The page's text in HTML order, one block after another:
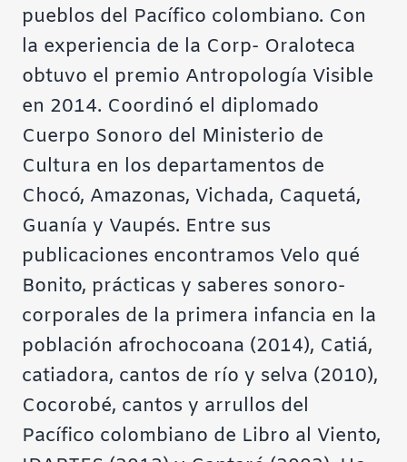
pueblos del Pacífico colombiano. Con
la experiencia de la Corp- Oraloteca
obtuvo el premio Antropología Visible
en 2014. Coordinó el diplomado
Cuerpo Sonoro del Ministerio de
Cultura en los departamentos de
Chocó, Amazonas, Vichada, Caquetá,
Guanía y Vaupés. Entre sus
publicaciones encontramos Velo qué
Bonito, prácticas y saberes sonoro-
corporales de la primera infancia en la
población afrochocoana (2014), Catiá,
catiadora, cantos de río y selva (2010),
Cocorobé, cantos y arrullos del
Pacífico colombiano de Libro al Viento,